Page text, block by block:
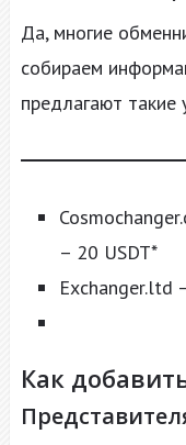
Да, многие
собираем
предлагают такие
– 20 USDT*
Exchanger.ltd
Как